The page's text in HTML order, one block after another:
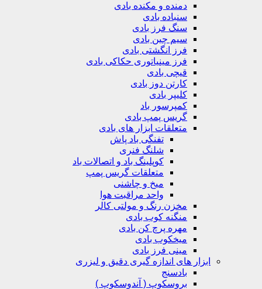
دمنده و مکنده بادی
سنباده بادی
سنگ فرز بادی
سیم چین بادی
فرز انگشتی بادی
فرز مینیاتوری حکاکی بادی
قیچی بادی
کارتن دوز بادی
کلیپر بادی
کمپرسور باد
گریس پمپ بادی
متعلقات ابزار های بادی
تفنگی باد پاش
شلنگ فنری
کوپلینگ باد و اتصالات باد
متعلقات گریس پمپ
میخ و چاشنی
واحد مراقبت هوا
مخزن رنگ و مولتی کالر
منگنه کوب بادی
مهره پرچ کن بادی
میخکوب بادی
مینی فرز بادی
ابزار های اندازه گیری دقیق و لیزری
بروسکوپ ( آندوسکوپ )